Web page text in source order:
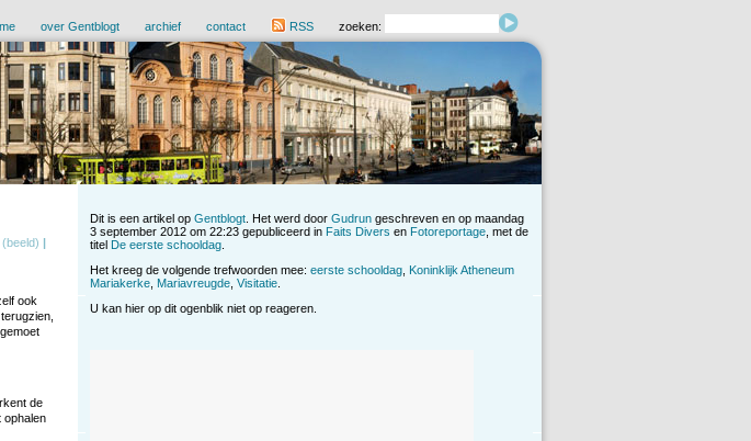
over Gentblogt archief contact RSS zoeken:
|
ook
de
ophalen
Dit is een artikel op Gentblogt . Het werd door Gudrun geschreven en op maandag
3 september 2012 om 22:23 gepubliceerd in Faits Divers en Fotoreportage , met de
titel De eerste schooldag
Het kreeg de volgende trefwoorden mee: eerste schooldag
Koninklijk Atheneum
Mariakerke Mariavreugde Visitatie
U kan hier op dit ogenblik niet op reageren.